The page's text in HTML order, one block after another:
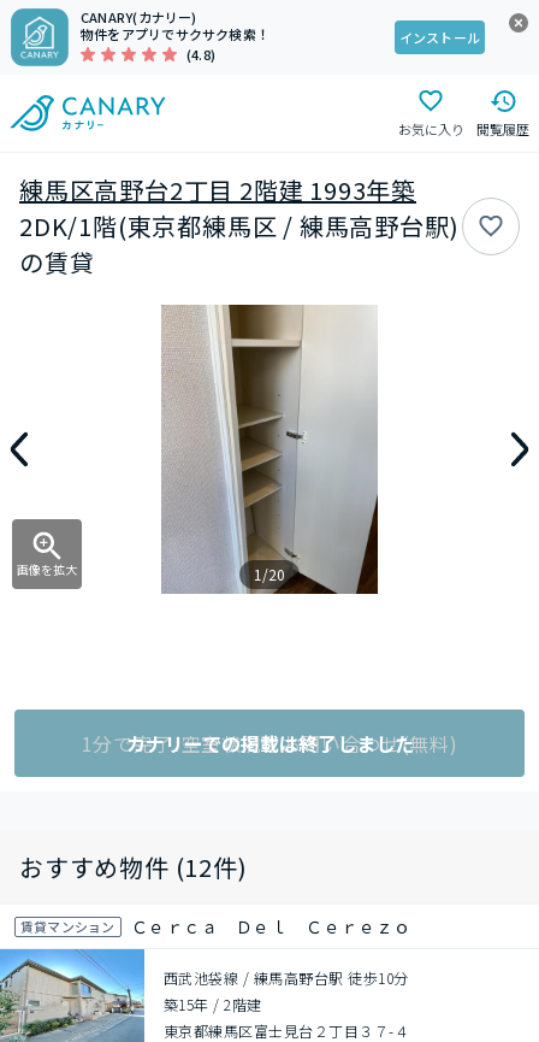
CANARY(カナリー)
物件をアプリでサクサク検索！
(4.8)
インストール
お気に入り 閲覧履歴
練馬区高野台2丁目 2階建 1993年築
2DK/1階(東京都練馬区 / 練馬高野台駅)
の賃貸
画像を拡大 1/20
1分で完了!空室状況をお問い合わせ(無料)
カナリーでの掲載は終了しました
おすすめ物件 (12件)
賃貸マンション Ｃｅｒｃａ Ｄｅｌ Ｃｅｒｅｚｏ
西武池袋線 / 練馬高野台駅 徒歩10分
築15年 /2階建
東京都練馬区富士見台２丁目３７-４